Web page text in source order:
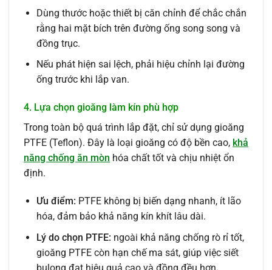
Dùng thước hoặc thiết bị căn chỉnh để chắc chắn
rằng hai mặt bích trên đường ống song song và
đồng trục.
Nếu phát hiện sai lệch, phải hiệu chỉnh lại đường
ống trước khi lắp van.
4. Lựa chọn gioăng làm kín phù hợp
Trong toàn bộ quá trình lắp đặt, chỉ sử dụng gioăng
PTFE (Teflon). Đây là loại gioăng có độ bền cao, khả
năng chống ăn mòn hóa chất tốt và chịu nhiệt ổn
định.
Ưu điểm: PTFE không bị biến dạng nhanh, ít lão
hóa, đảm bảo khả năng kín khít lâu dài.
Lý do chọn PTFE: ngoài khả năng chống rò rỉ tốt,
gioăng PTFE còn hạn chế ma sát, giúp việc siết
bulong đạt hiệu quả cao và đồng đều hơn.